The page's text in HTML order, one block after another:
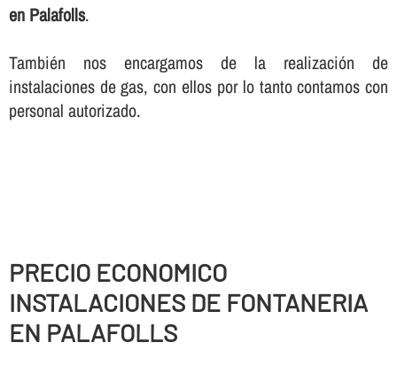
en Palafolls.
También nos encargamos de la realización de
instalaciones de gas, con ellos por lo tanto contamos con
personal autorizado.
PRECIO ECONOMICO
INSTALACIONES DE FONTANERIA
EN PALAFOLLS